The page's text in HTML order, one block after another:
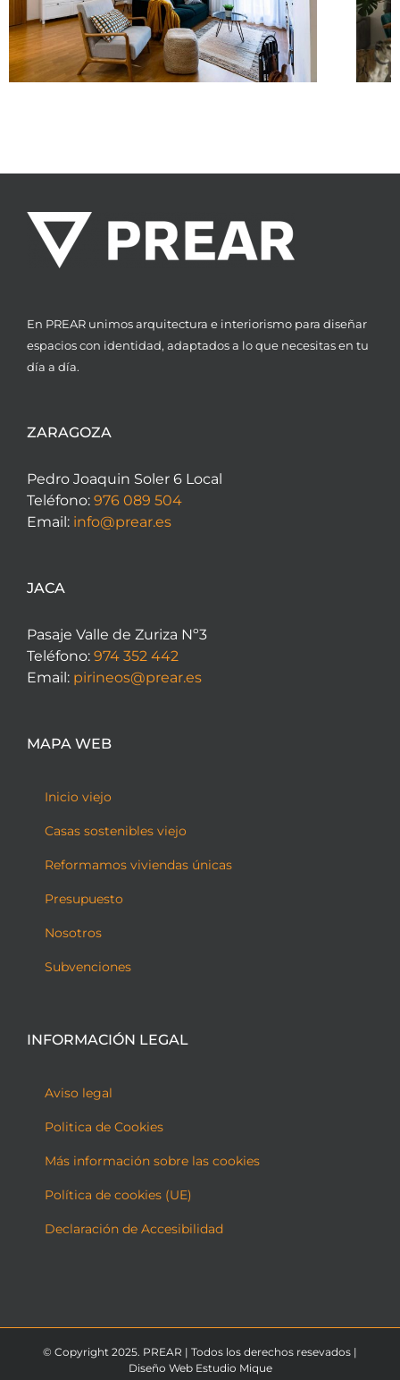
Casa Joiu
En PREAR unimos arquitectura e interiorismo para diseñar
espacios con identidad, adaptados a lo que necesitas en tu
día a día.
ZARAGOZA
Pedro Joaquin Soler 6 Local
Teléfono: 976 089 504
Email: info@prear.es
JACA
Pasaje Valle de Zuriza Nº3
Teléfono: 974 352 442
Email: pirineos@prear.es
MAPA WEB
Inicio viejo
Casas sostenibles viejo
Reformamos viviendas únicas
Presupuesto
Nosotros
Subvenciones
INFORMACIÓN LEGAL
Aviso legal
Politica de Cookies
Más información sobre las cookies
Política de cookies (UE)
Declaración de Accesibilidad
© Copyright 2025. PREAR | Todos los derechos resevados |
Diseño Web Estudio Mique